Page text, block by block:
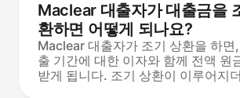
Maclear 대출자가 대출금을
환하면 어떻게 되나요?
Maclear 대출자가 조기 상환을 하면
출 기간에 대한 이자와 함께 전액 원
받게 됩니다. 조기 상환이 이루어지